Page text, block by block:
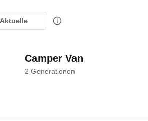
Camper Van
2 Generationen